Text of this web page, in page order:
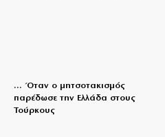
… Όταν ο μητσοτακισμός
παρέδωσε την Ελλάδα στους
Τούρκους